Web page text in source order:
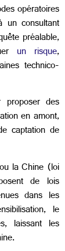
opératoires
un consultant
préalable,
un risque,
technico-
des
en amont,
captation de
la Chine (loi
de lois
dans les
le
laissant les